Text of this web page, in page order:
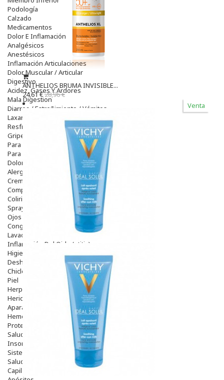
Podología
Calzado
Medicamentos
Dolor E Inflamación
Analgésicos
Anestésicos
Inflamación Articulaciones
Dolor Muscular / Articular
Digestivo
Acidez, Gases Y Ardores
Mala Digestion
Diarrea / Estreñimiento / Vómitos
Laxantes
Resfriados
Gripe Y Resfriados
Para La Tos
Para Descongestionar La Nariz
Dolor De Garganta
Alergias Y Picaduras
Cremas
Comprimidos
Colirios
Sprays
Ojos Y Oidos
Congestión
Lavado Ojos
Inflamación Del Oido (otitis)
Higiene Oido
Deshabituación Tabaquismo
Chicles
Piel
Herpes Y Hongos
Heridas Y úlceras
Aparato Genital
Hemorroides
Protectores Y Emolientes
Salud
Insomnio
Sistema Nervioso
Salud Bucodental
Capilar
ANTHELIOS BRUMA INVISIBLE...
24,61 €28,96 €
Venta